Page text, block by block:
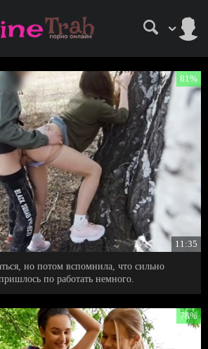
11:35
81%
но потом вспомнила, что сильно
по работать немного.
78%